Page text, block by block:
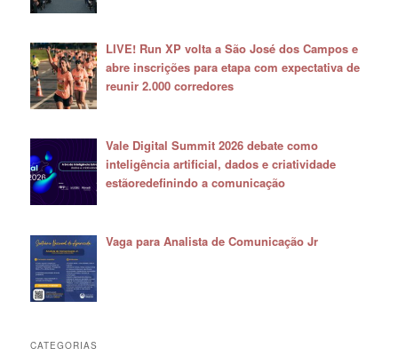
LIVE! Run XP volta a São José dos Campos e
abre inscrições para etapa com expectativa de
reunir 2.000 corredores
Vale Digital Summit 2026 debate como
inteligência artificial, dados e criatividade
estãoredefinindo a comunicação
Vaga para Analista de Comunicação Jr
CATEGORIAS